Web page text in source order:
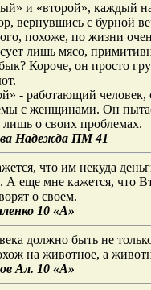
и «второй», каждый
вернувшись с бурной
похоже, по жизни
лишь мясо,
Короче, он просто
- работающий
с женщинами. Он
лишь о своих проблемах.
Надежда ПМ 41
что им некуда
А еще мне кажется, что
о своем.
10 «А»
должно быть не
на животное, а
Ал. 10 «А»